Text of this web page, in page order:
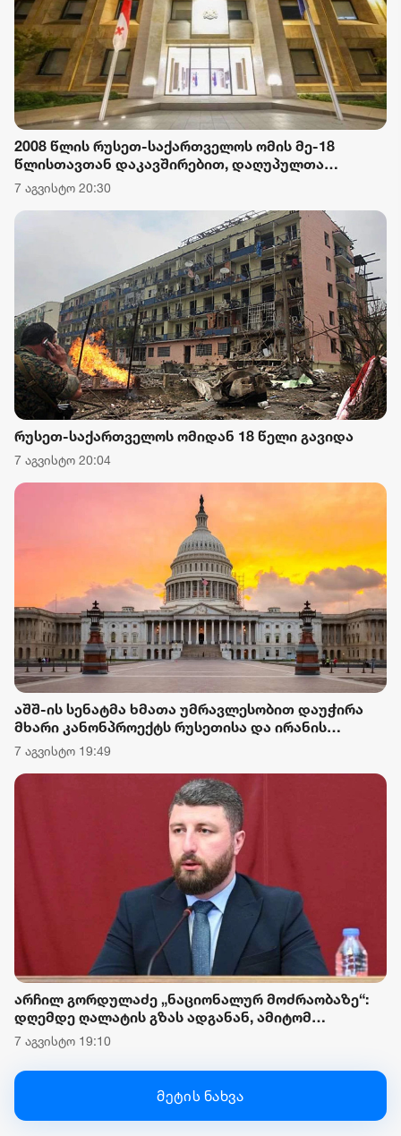
2008 წლის რუსეთ-საქართველოს ომის მე-18
წლისთავთან დაკავშირებით, დაღუპულთა
ხსოვნისთვის პატივის მიგების ნიშნად,
საქართველოს მთავრობის ადმინისტრაციის
შენობაზე სახელმწიფო დროშა დაეშვა
7 აგვისტო 20:30
რუსეთ-საქართველოს ომიდან 18 წელი გავიდა
7 აგვისტო 20:04
აშშ-ის სენატმა ხმათა უმრავლესობით დაუჭირა
მხარი კანონპროექტს რუსეთისა და ირანის
წინააღმდეგ სანქციების დაწესების შესახებ
7 აგვისტო 19:49
არჩილ გორდულაძე „ნაციონალურ მოძრაობაზე“:
დღემდე ღალატის გზას ადგანან, ამიტომ
მნიშვნელოვანია, რომ საკონსტიტუციო
სასამართლოში საქმის განხილვა დროულად
წარიმართოს და მათი მოღალატეობრივი ნაბიჯები
ერთხელ და სამუდამოდ სამართლებრივად
შეფასდეს
7 აგვისტო 19:10
მეტის ნახვა